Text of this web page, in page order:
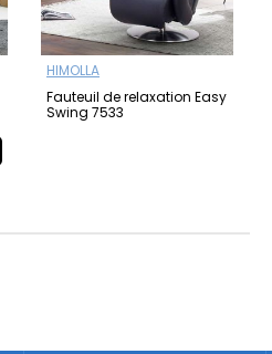
HIMOLLA
Fauteuil de relaxation Easy
Swing 7533